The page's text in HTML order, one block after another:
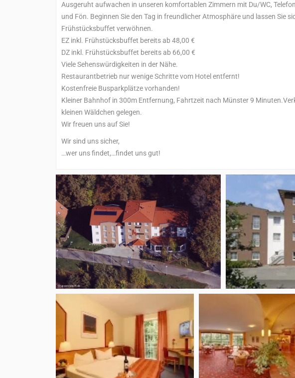
Ausgeruht aufwachen in unseren komfortablen Zimmern mit Du/WC,
und Fön. Beginnen Sie den Tag in freundlicher Atmosphäre und lassen Sie
Frühstücksbuffet verwöhnen.
EZ inkl. Frühstücksbuffet bereits ab 48,00 €
DZ inkl. Frühstücksbuffet bereits ab 66,00 €
Viele Sehenswürdigkeiten in der Nähe.
Restaurantbetrieb nur wenige Schritte vom Hotel entfernt!
Kostenfreie Busparkplätze vorhanden!
Kleiner Bahnhof in 300m Entfernung, Fahrtzeit nach Münster 9
kleinen Wäldchen gelegen.
Wir freuen uns auf Sie!
Wir sind uns sicher,
…wer uns findet,…findet uns gut!